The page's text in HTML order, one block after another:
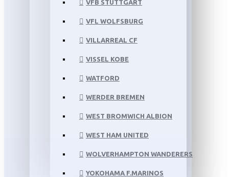
VFB STUTTGART
VFL WOLFSBURG
VILLARREAL CF
VISSEL KOBE
WATFORD
WERDER BREMEN
WEST BROMWICH ALBION
WEST HAM UNITED
WOLVERHAMPTON WANDERERS
YOKOHAMA F.MARINOS